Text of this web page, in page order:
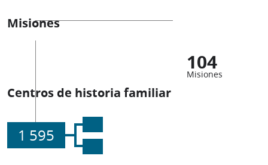
Misiones
104
Misiones
Centros de historia familiar
1 595